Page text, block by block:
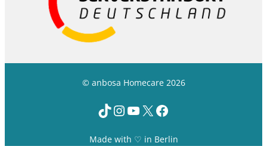
© anbosa Homecare 2026
TikTok InstagramYouTube X Facebook
Made with ♡ in Berlin